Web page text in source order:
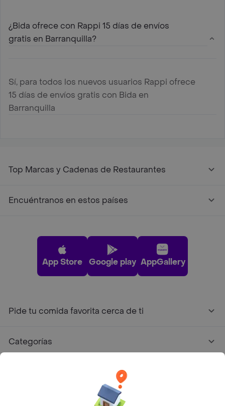
¿Bida ofrece con Rappi 15 días de envíos
gratis en Barranquilla?
Sí, para todos los nuevos usuarios Rappi ofrece
15 días de envíos gratis con Bida en
Barranquilla
Top Marcas y Cadenas de Restaurantes
Encuéntranos en estos países
App Store Google play AppGallery
Pide tu comida favorita cerca de ti
Categorías